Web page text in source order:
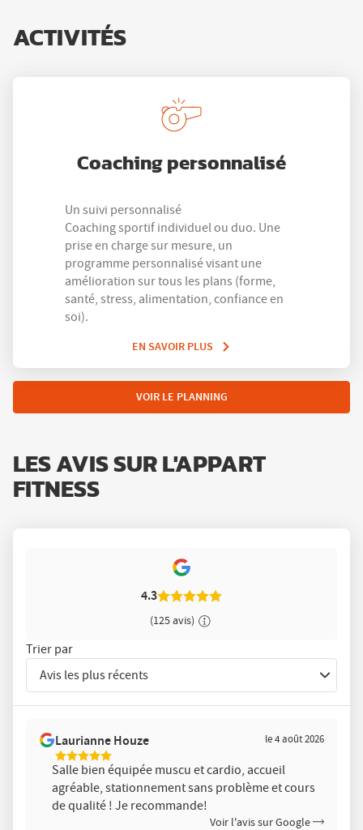
ACTIVITÉS
Coaching personnalisé
Un suivi personnalisé
Coaching sportif individuel ou duo. Une
prise en charge sur mesure, un
programme personnalisé visant une
amélioration sur tous les plans (forme,
santé, stress, alimentation, confiance en
soi).
EN SAVOIR PLUS
VOIR LE PLANNING
LES AVIS SUR L'APPART
FITNESS
4.3
(125 avis)
Trier par
Avis les plus récents
avis Laurianne Houze
5
Étoiles
Sur
5
le 4 août 2026
Salle bien équipée muscu et cardio, accueil
agréable, stationnement sans problème et cours
de qualité ! Je recommande!
Voir l'avis sur Google